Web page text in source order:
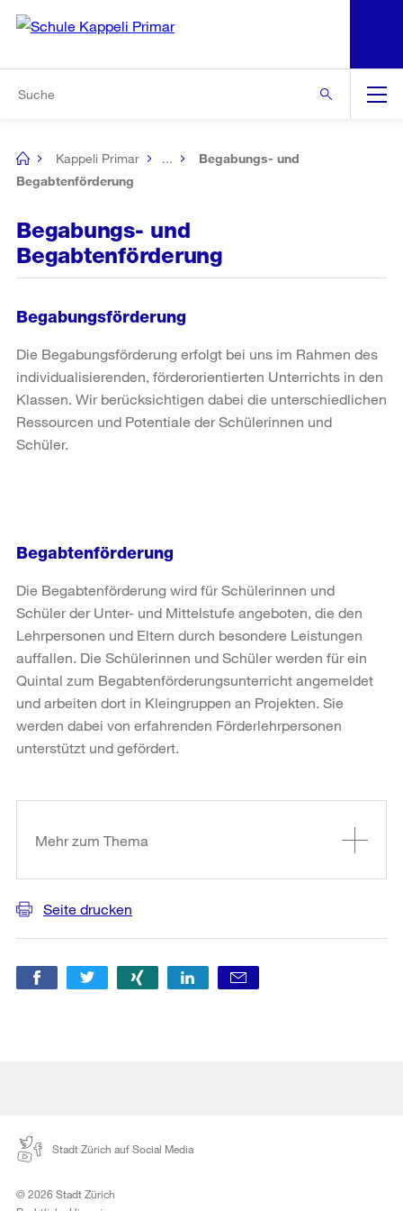
Navigation
[no
title]
Kappeli Primar ...
Begabungs- und
Begabtenförderung
Begabungs- und
Begabtenförderung
Begabungsförderung
Die Begabungsförderung erfolgt bei uns im Rahmen des
individualisierenden, förderorientierten Unterrichts in den
Klassen. Wir berücksichtigen dabei die unterschiedlichen
Ressourcen und Potentiale der Schülerinnen und
Schüler.
Begabtenförderung
Die Begabtenförderung wird für Schülerinnen und
Schüler der Unter- und Mittelstufe angeboten, die den
Lehrpersonen und Eltern durch besondere Leistungen
auffallen. Die Schülerinnen und Schüler werden für ein
Quintal zum Begabtenförderungsunterricht angemeldet
und arbeiten dort in Kleingruppen an Projekten. Sie
werden dabei von erfahrenden Förderlehrpersonen
unterstützt und gefördert.
Mehr zum Thema
Seite drucken
Stadt Zürich auf Social Media
© 2026 Stadt Zürich